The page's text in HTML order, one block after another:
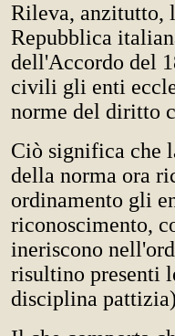
Rileva, anzitutto,
Repubblica
dell'Accordo del
civili gli enti
norme del diritto
Ciò significa che
della norma ora
ordinamento gli
riconoscimento,
ineriscono
risultino presenti
disciplina